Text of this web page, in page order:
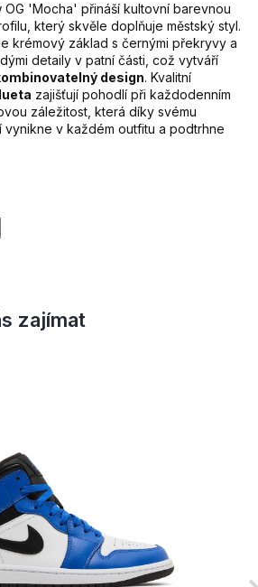
OG 'Mocha' přináší kultovní barevnou
který skvěle doplňuje městský styl.
krémový základ s černými překryvy a
detaily v patní části, což vytváří
design. Kvalitní
zajišťují pohodlí při každodenním
záležitost, která díky svému
v každém outfitu a podtrhne